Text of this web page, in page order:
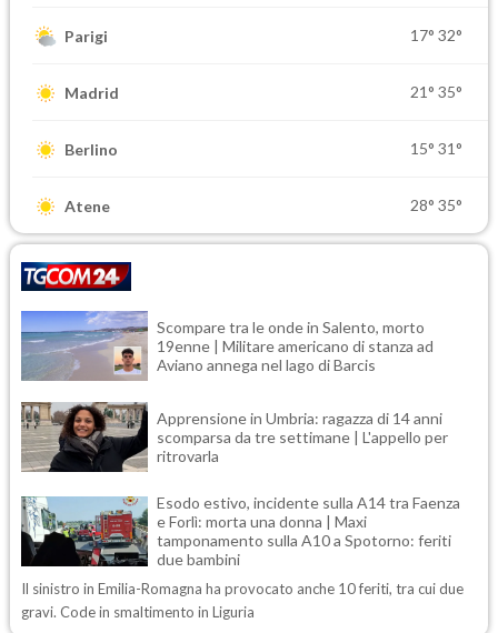
Parigi 17° 32°
Madrid 21° 35°
Berlino 15° 31°
Atene 28° 35°
Scompare tra le onde in Salento, morto
19enne | Militare americano di stanza ad
Aviano annega nel lago di Barcis
Apprensione in Umbria: ragazza di 14 anni
scomparsa da tre settimane | L'appello per
ritrovarla
Esodo estivo, incidente sulla A14 tra Faenza
e Forlì: morta una donna | Maxi
tamponamento sulla A10 a Spotorno: feriti
due bambini
Il sinistro in Emilia-Romagna ha provocato anche 10 feriti, tra cui due
gravi. Code in smaltimento in Liguria